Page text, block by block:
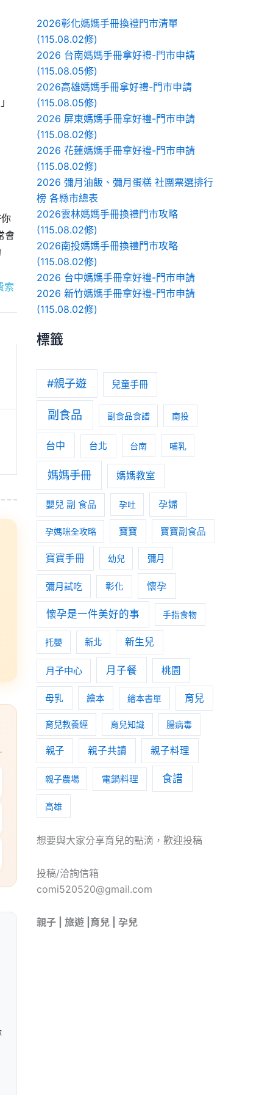
會
索
2026彰化媽媽手冊換禮門市清單
(115.08.02修)
2026 台南媽媽手冊拿好禮-門市申請
(115.08.05修)
2026高雄媽媽手冊拿好禮-門市申請
(115.08.05修)
2026 屏東媽媽手冊拿好禮-門市申請
(115.08.02修)
2026 花蓮媽媽手冊拿好禮-門市申請
(115.08.02修)
2026 彌月油飯、彌月蛋糕 社團票選排行
榜 各縣市總表
2026雲林媽媽手冊換禮門市攻略
(115.08.02修)
2026南投媽媽手冊換禮門市攻略
(115.08.02修)
2026 台中媽媽手冊拿好禮-門市申請
2026 新竹媽媽手冊拿好禮-門市申請
(115.08.02修)
標籤
#親子遊 兒童手冊
副食品 副食品食譜 南投
台中 台北 台南 哺乳
媽媽手冊 媽媽教室
嬰兒 副 食品 孕吐 孕婦
孕媽咪全攻略 寶寶 寶寶副食品
寶寶手冊 幼兒 彌月
彌月試吃 彰化 懷孕
懷孕是一件美好的事 手指食物
托嬰 新北 新生兒
月子中心 月子餐 桃園
母乳 繪本 繪本書單 育兒
育兒教養經 育兒知識 腸病毒
親子 親子共讀 親子料理
親子農場 電鍋料理 食譜
高雄
想要與大家分享育兒的點滴，歡迎投稿
投稿/洽詢信箱
comi520520@gmail.com
親子 | 旅遊 |育兒 | 孕兒